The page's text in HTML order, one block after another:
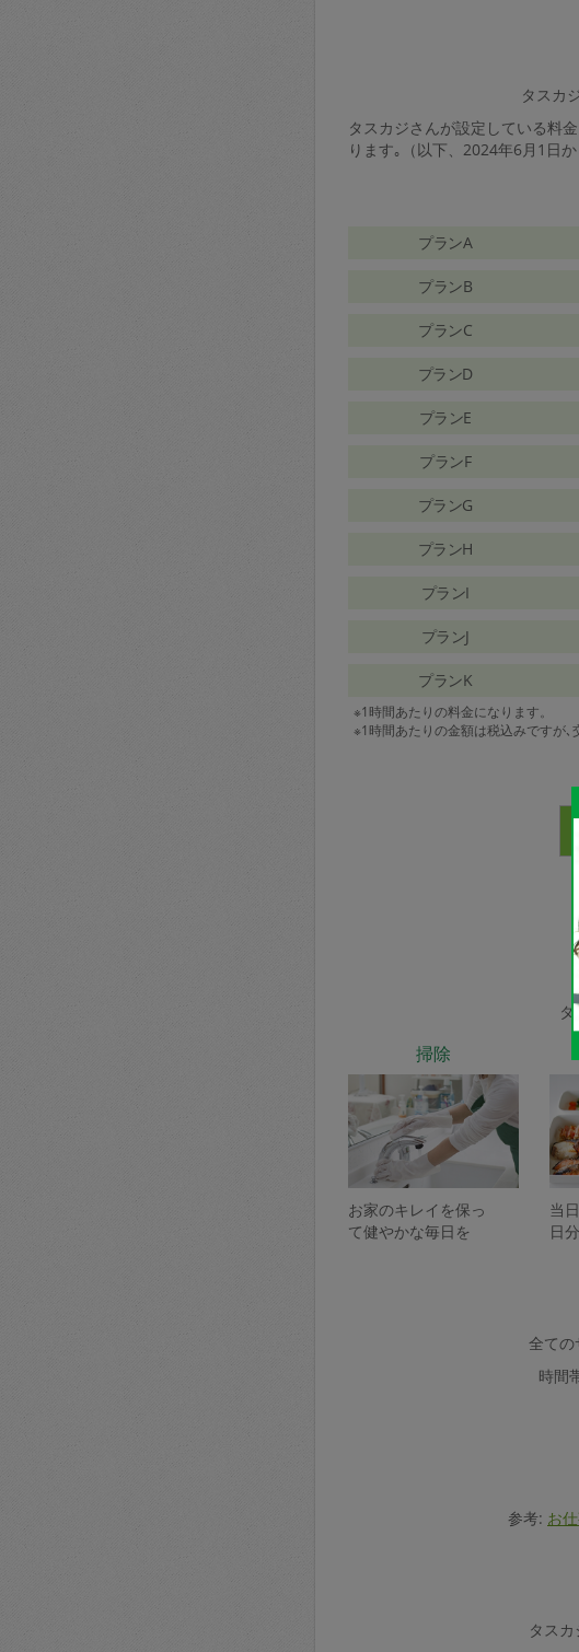
タスカ
タスカジさんが設定している料
ります｡（以下、2024年6月1日か
プランA
プランB
プランC
プランD
プランE
プランF
プランG
プランH
プランI
プランJ
プランK
※1時間あたりの料金になります。
※1時間あたりの金額は税込みですが
掃除
お家のキレイを保っ
て健やかな毎日を
当
日
全ての
時間
参考: お
タス